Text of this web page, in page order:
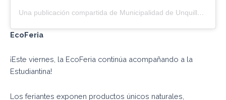
Una publicación compartida de Municipalidad de Unquillo (@muniunquillo)
EcoFeria
¡Este viernes, la EcoFeria continúa acompañando a la
Estudiantina!
Los feriantes exponen productos únicos naturales,